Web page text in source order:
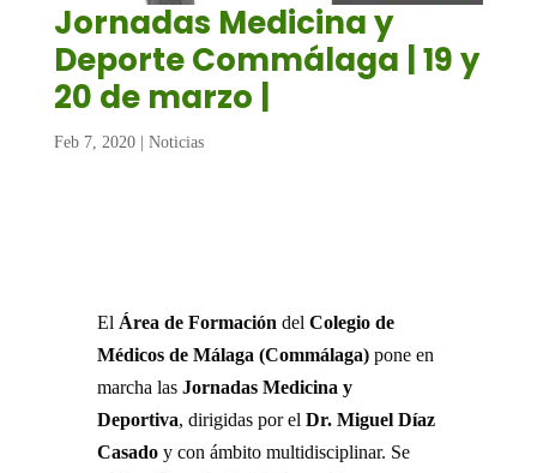
Jornadas Medicina y
Deporte Commálaga | 19 y
20 de marzo |
Feb 7, 2020| Noticias
El Área de Formación del Colegio de
Médicos de Málaga (Commálaga)pone en
marcha lasJornadas Medicina y
Deportiva, dirigidas por el Dr. Miguel Díaz
Casado y con ámbito multidisciplinar. Se